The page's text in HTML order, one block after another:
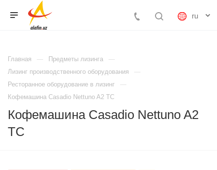
Главная
Предметы лизинга
Лизинг производственного оборудования
Ресторанное оборудование в лизинг
Кофемашина Casadio Nettuno A2 TC
Кофемашина Casadio Nettuno A2
TC